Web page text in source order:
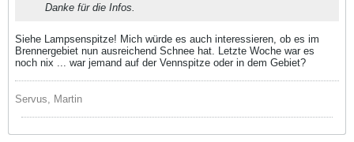
Danke für die Infos.
Siehe Lampsenspitze! Mich würde es auch interessieren, ob es im
Brennergebiet nun ausreichend Schnee hat. Letzte Woche war es
noch nix ... war jemand auf der Vennspitze oder in dem Gebiet?
Servus, Martin